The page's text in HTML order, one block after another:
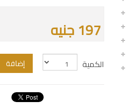
197 جنيه
الكمية إضافة